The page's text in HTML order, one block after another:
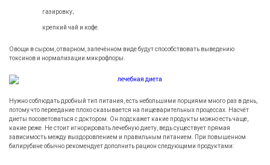
газировку;
крепкий чай и кофе.
Овощи в сыром, отварном, запечённом виде будут способствовать выведению
токсинов и нормализации микрофлоры.
Нужно соблюдать дробный тип питания, есть небольшими порциями много раз в день,
потому что переедание плохо сказывается на пищеварительных процессах. Насчёт
диеты посоветоваться с доктором. Он подскажет какие продукты можно есть чаще,
какие реже. Не стоит игнорировать лечебную диету, ведь существует прямая
зависимость между выздоровлением и правильным питанием. При повышенном
билирубине обычно рекомендует дополнить рацион следующими продуктами: